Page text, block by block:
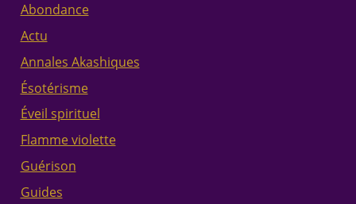
Abondance
Actu
Annales Akashiques
Ésotérisme
Éveil spirituel
Flamme violette
Guérison
Guides